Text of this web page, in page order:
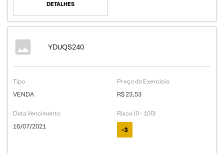
DETALHES
YDUQS240
Tipo
VENDA
Preço do Exercício
R$ 23,53
Data Vencimento
16/07/2021
Risco (0 - 100)
-3